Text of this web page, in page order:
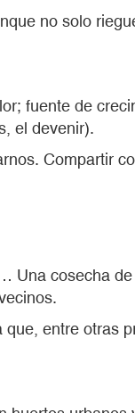
no solo
fuente de
el devenir).
Compartir
cosecha
entre otras